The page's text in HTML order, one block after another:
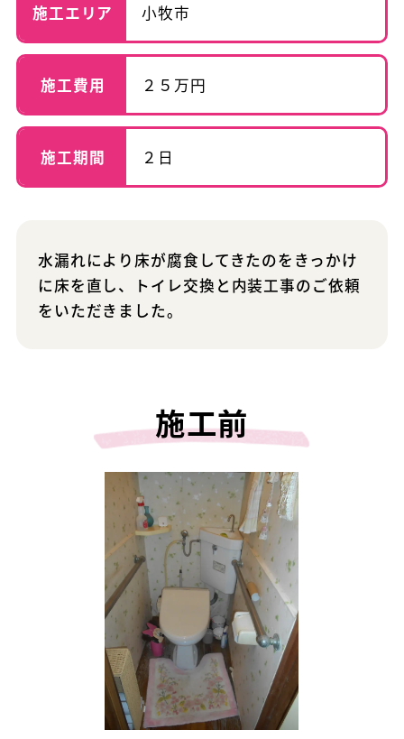
施工エリア 小牧市
施工費用 ２５万円
施工期間 ２日
水漏れにより床が腐食してきたのをきっかけ
に床を直し、トイレ交換と内装工事のご依頼
をいただきました。
施工前